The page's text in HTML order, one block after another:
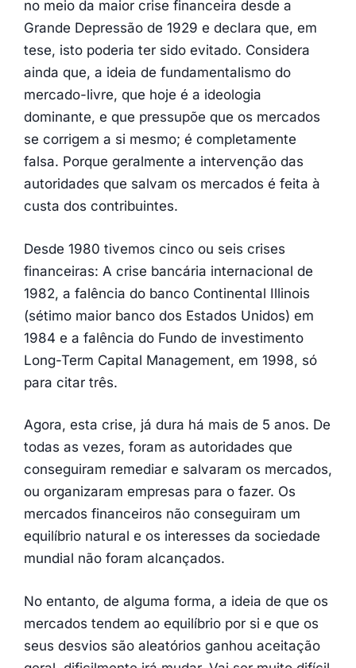
no meio da maior crise financeira desde a
Grande Depressão de 1929 e declara que, em
tese, isto poderia ter sido evitado. Considera
ainda que, a ideia de fundamentalismo do
mercado-livre, que hoje é a ideologia
dominante, e que pressupõe que os mercados
se corrigem a si mesmo; é completamente
falsa. Porque geralmente a intervenção das
autoridades que salvam os mercados é feita à
custa dos contribuintes.
Desde 1980 tivemos cinco ou seis crises
financeiras: A crise bancária internacional de
1982, a falência do banco Continental Illinois
(sétimo maior banco dos Estados Unidos) em
1984 e a falência do Fundo de investimento
Long-Term Capital Management, em 1998, só
para citar três.
Agora, esta crise, já dura há mais de 5 anos. De
todas as vezes, foram as autoridades que
conseguiram remediar e salvaram os mercados,
ou organizaram empresas para o fazer. Os
mercados financeiros não conseguiram um
equilíbrio natural e os interesses da sociedade
mundial não foram alcançados.
No entanto, de alguma forma, a ideia de que os
mercados tendem ao equilíbrio por si e que os
seus desvios são aleatórios ganhou aceitação